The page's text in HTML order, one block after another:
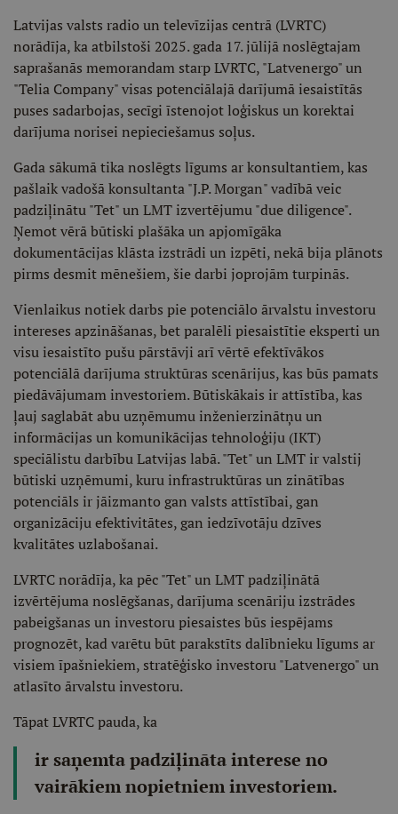
Latvijas valsts radio un televīzijas centrā (LVRTC)
norādīja, ka atbilstoši 2025. gada 17. jūlijā noslēgtajam
saprašanās memorandam starp LVRTC, "Latvenergo" un
"Telia Company" visas potenciālajā darījumā iesaistītās
puses sadarbojas, secīgi īstenojot loģiskus un korektai
darījuma norisei nepieciešamus soļus.
Gada sākumā tika noslēgts līgums ar konsultantiem, kas
pašlaik vadošā konsultanta "J.P. Morgan" vadībā veic
padziļinātu "Tet" un LMT izvertējumu "due diligence".
Ņemot vērā būtiski plašāka un apjomīgāka
dokumentācijas klāsta izstrādi un izpēti, nekā bija plānots
pirms desmit mēnešiem, šie darbi joprojām turpinās.
Vienlaikus notiek darbs pie potenciālo ārvalstu investoru
intereses apzināšanas, bet paralēli piesaistītie eksperti un
visu iesaistīto pušu pārstāvji arī vērtē efektīvākos
potenciālā darījuma struktūras scenārijus, kas būs pamats
piedāvājumam investoriem. Būtiskākais ir attīstība, kas
ļauj saglabāt abu uzņēmumu inženierzinātņu un
informācijas un komunikācijas tehnoloģiju (IKT)
speciālistu darbību Latvijas labā. "Tet" un LMT ir valstij
būtiski uzņēmumi, kuru infrastruktūras un zinātības
potenciāls ir jāizmanto gan valsts attīstībai, gan
organizāciju efektivitātes, gan iedzīvotāju dzīves
kvalitātes uzlabošanai.
LVRTC norādīja, ka pēc "Tet" un LMT padziļinātā
izvērtējuma noslēgšanas, darījuma scenāriju izstrādes
pabeigšanas un investoru piesaistes būs iespējams
prognozēt, kad varētu būt parakstīts dalībnieku līgums ar
visiem īpašniekiem, stratēģisko investoru "Latvenergo" un
atlasīto ārvalstu investoru.
Tāpat LVRTC pauda, ka
ir saņemta padziļināta interese no
vairākiem nopietniem investoriem.